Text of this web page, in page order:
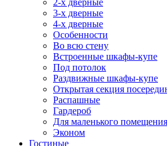
2-х дверные
3-х дверные
4-х дверные
Особенности
Во всю стену
Встроенные шкафы-купе
Под потолок
Раздвижные шкафы-купе
Открытая секция
Распашные
Гардероб
Для маленького помещения
Эконом
Гостиные